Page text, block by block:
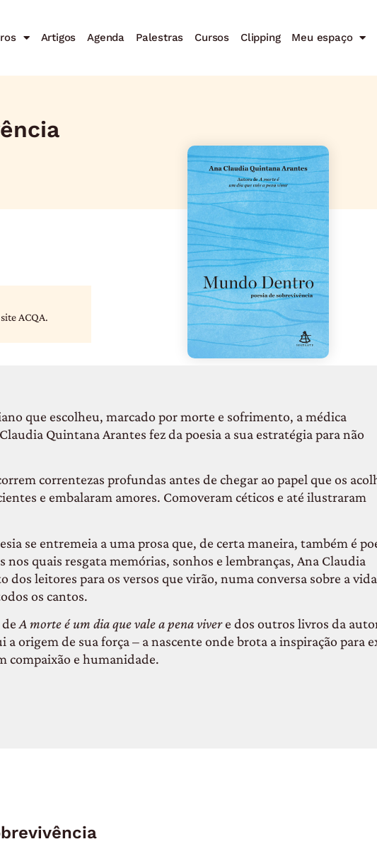
Artigos Agenda Palestras Cursos Clipping Meu espaço
ACQA.
que escolheu, marcado por morte e sofrimento, a médica
Quintana Arantes fez da poesia a sua estratégia para não
correntezas profundas antes de chegar ao papel que os
e embalaram amores. Comoveram céticos e até ilustraram
se entremeia a uma prosa que, de certa maneira, também é
nos quais resgata memórias, sonhos e lembranças, Ana Claudia
dos leitores para os versos que virão, numa conversa sobre a
os cantos.
A morte é um dia que vale a pena vivere dos outros livros da
a origem de sua força – a nascente onde brota a inspiração para
compaixão e humanidade.